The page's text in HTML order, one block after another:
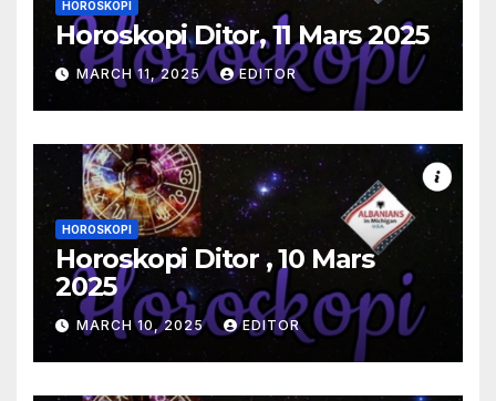
HOROSKOPI
Horoskopi Ditor, 11 Mars 2025
MARCH 11, 2025 EDITOR
HOROSKOPI
Horoskopi Ditor , 10 Mars
2025
MARCH 10, 2025 EDITOR